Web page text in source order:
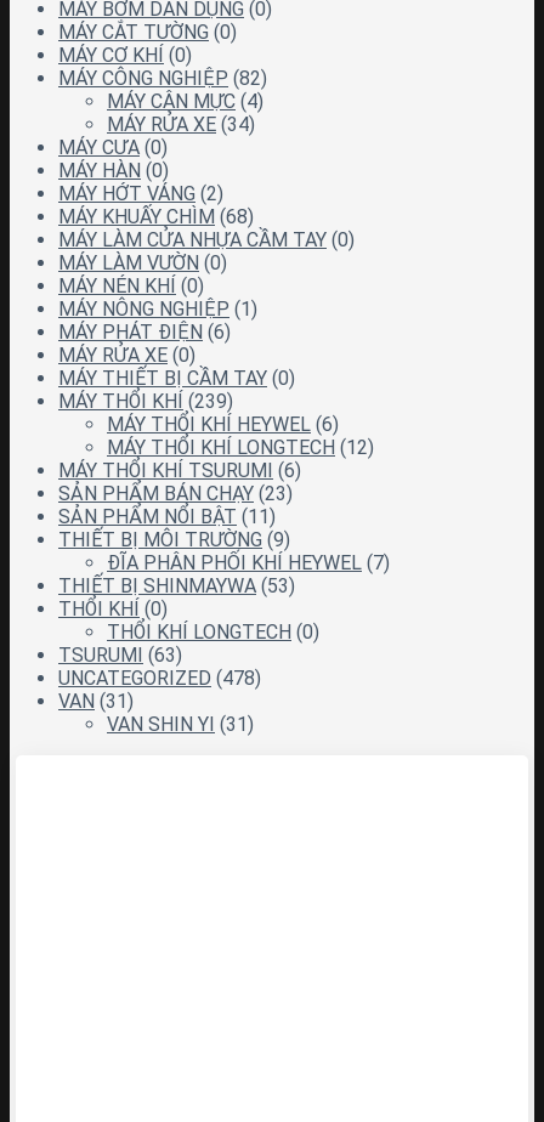
MÁY BƠM DÂN DỤNG (0)
MÁY CẮT TƯỜNG (0)
MÁY CƠ KHÍ (0)
MÁY CÔNG NGHIỆP (82)
MÁY CÂN MỰC (4)
MÁY RỬA XE (34)
MÁY CƯA (0)
MÁY HÀN (0)
MÁY HỚT VÁNG (2)
MÁY KHUẤY CHÌM (68)
MÁY LÀM CỬA NHỰA CẦM TAY (0)
MÁY LÀM VƯỜN (0)
MÁY NÉN KHÍ (0)
MÁY NÔNG NGHIỆP (1)
MÁY PHÁT ĐIỆN (6)
MÁY RỬA XE (0)
MÁY THIẾT BỊ CẦM TAY (0)
MÁY THỔI KHÍ (239)
MÁY THỔI KHÍ HEYWEL (6)
MÁY THỔI KHÍ LONGTECH (12)
MÁY THỔI KHÍ TSURUMI (6)
SẢN PHẨM BÁN CHẠY (23)
SẢN PHẨM NỔI BẬT (11)
THIẾT BỊ MÔI TRƯỜNG (9)
ĐĨA PHÂN PHỐI KHÍ HEYWEL (7)
THIẾT BỊ SHINMAYWA (53)
THỔI KHÍ (0)
THỔI KHÍ LONGTECH (0)
TSURUMI (63)
UNCATEGORIZED (478)
VAN (31)
VAN SHIN YI (31)